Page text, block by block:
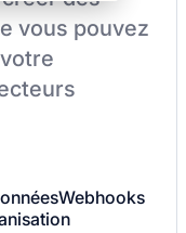
vous pouvez
Webhooks